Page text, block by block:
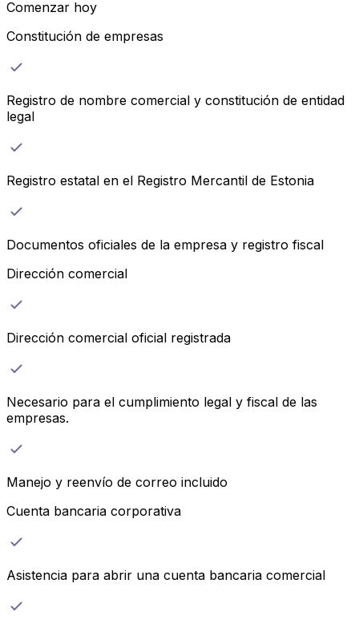
Comenzar hoy
Constitución de empresas
Registro de nombre comercial y constitución de entidad
legal
Registro estatal en el Registro Mercantil de Estonia
Documentos oficiales de la empresa y registro fiscal
Dirección comercial
Dirección comercial oficial registrada
Necesario para el cumplimiento legal y fiscal de las
empresas.
Manejo y reenvío de correo incluido
Cuenta bancaria corporativa
Asistencia para abrir una cuenta bancaria comercial